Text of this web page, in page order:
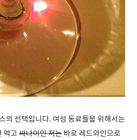
의 선택입니다. 여성 동료들을 위해서는
먹고싸나이인 저는바로 레드와인으로